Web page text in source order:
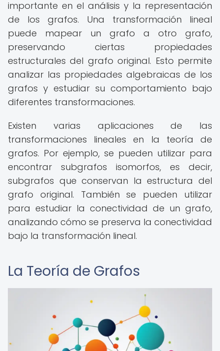
importante en el análisis y la representación
de los grafos. Una transformación lineal
puede mapear un grafo a otro grafo,
preservando ciertas propiedades
estructurales del grafo original. Esto permite
analizar las propiedades algebraicas de los
grafos y estudiar su comportamiento bajo
diferentes transformaciones.
Existen varias aplicaciones de las
transformaciones lineales en la teoría de
grafos. Por ejemplo, se pueden utilizar para
encontrar subgrafos isomorfos, es decir,
subgrafos que conservan la estructura del
grafo original. También se pueden utilizar
para estudiar la conectividad de un grafo,
analizando cómo se preserva la conectividad
bajo la transformación lineal.
La Teoría de Grafos